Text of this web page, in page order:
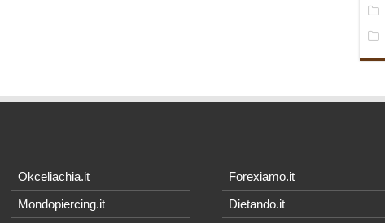
Okceliachia.it
Mondopiercing.it
Forexiamo.it
Dietando.it